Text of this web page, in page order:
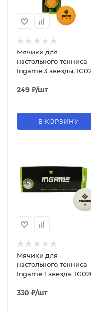
Мячики для
настольного тенниса
Ingame 3 звезды,
249 ₽/шт
В КОРЗИНУ
Мячики для
настольного тенниса
Ingame 1 звезда,
330 ₽/шт